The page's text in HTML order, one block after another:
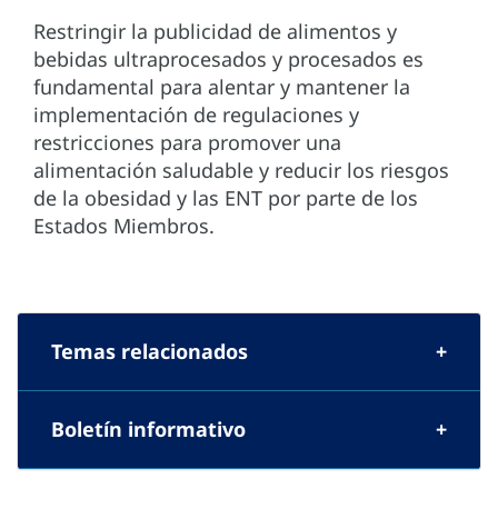
Restringir la publicidad de alimentos y
bebidas ultraprocesados y procesados es
fundamental para alentar y mantener la
implementación de regulaciones y
restricciones para promover una
alimentación saludable y reducir los riesgos
de la obesidad y las ENT por parte de los
Estados Miembros.
Temas relacionados
Boletín informativo